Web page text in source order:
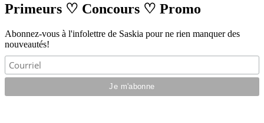
Primeurs ♡ Concours ♡ Promo
Abonnez-vous à l'infolettre de Saskia pour ne rien manquer des
nouveautés!